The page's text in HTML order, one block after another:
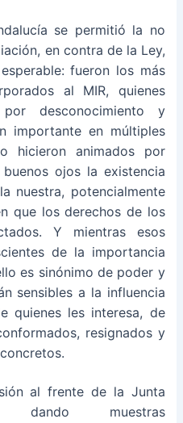
se permitió la no
en contra de la Ley,
fueron los más
al MIR, quienes
desconocimiento y
importante en múltiples
hicieron animados por
ojos la existencia
nuestra, potencialmente
que los derechos de los
Y mientras esos
de la importancia
es sinónimo de poder y
sensibles a la influencia
quienes les interesa, de
resignados y
al frente de la Junta
dando muestras